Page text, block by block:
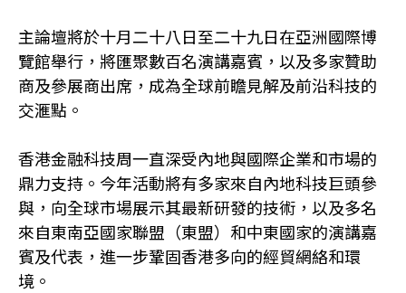
主論壇將於十月二十八日至二十九日在亞洲國際博
覽館舉行，將匯聚數百名演講嘉賓，以及多家贊助
商及參展商出席，成為全球前瞻見解及前沿科技的
交滙點。
香港金融科技周一直深受內地與國際企業和市場的
鼎力支持。今年活動將有多家來自內地科技巨頭參
與，向全球市場展示其最新研發的技術，以及多名
來自東南亞國家聯盟（東盟）和中東國家的演講嘉
賓及代表，進一步鞏固香港多向的經貿網絡和環
境。